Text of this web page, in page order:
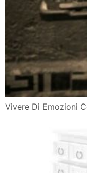
Vivere Di Emozioni